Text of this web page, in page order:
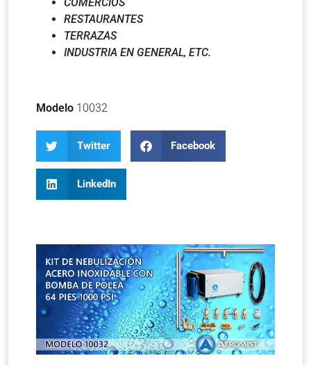
RESTAURANTES
TERRAZAS
INDUSTRIA EN GENERAL, ETC.
Modelo 10032
Twitter Facebook
LinkedIn